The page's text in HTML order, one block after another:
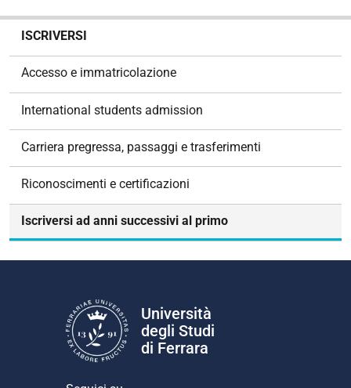
ISCRIVERSI
Accesso e immatricolazione
International students admission
Carriera pregressa, passaggi e trasferimenti
Riconoscimenti e certificazioni
Iscriversi ad anni successivi al primo
Università
degli Studi
di Ferrara